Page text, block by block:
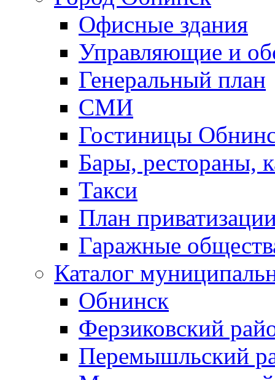
Офисные здания
Управляющие и
Генеральный план
СМИ
Гостиницы
Бары, рестораны,
Такси
План
Гаражные
Каталог
Обнинск
Ферзиковский
Перемышльский